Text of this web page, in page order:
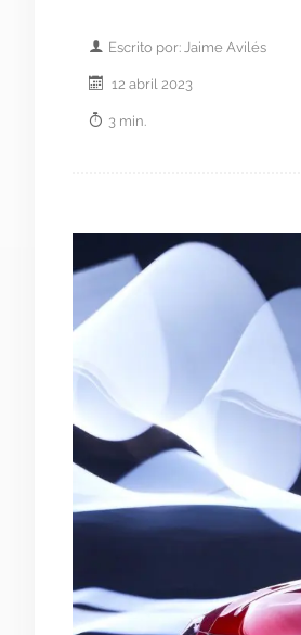
Escrito por: Jaime Avilés
12 abril 2023
3 min.